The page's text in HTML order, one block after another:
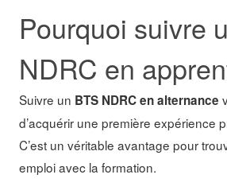
Pourquoi suivre
NDRC en
Suivre un BTS NDRC en alternance
d’acquérir une première expérience
C’est un véritable avantage pour
emploi avec la formation.